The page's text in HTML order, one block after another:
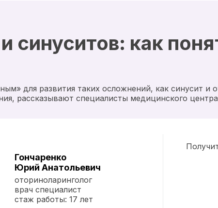
синуситов: как
для развития таких осложнений, как синусит
рассказывают специалисты медицинского
Гончаренко
Юрий Анатольевич
оториноларинголог
врач специалист
стаж работы: 17 лет